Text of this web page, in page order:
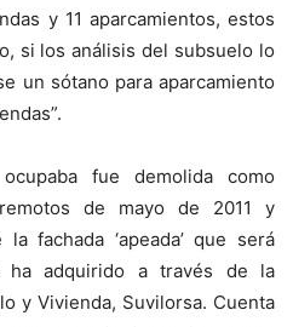
y 11 aparcamientos, estos
si los análisis del subsuelo lo
un sótano para aparcamiento
fue demolida como
de mayo de 2011 y
fachada ‘apeada’ que será
ha adquirido a través de la
y Vivienda, Suvilorsa. Cuenta